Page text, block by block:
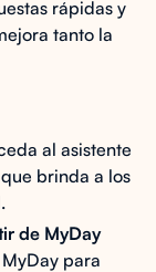
rápidas y
tanto la
al asistente
brinda a los
de MyDay
para